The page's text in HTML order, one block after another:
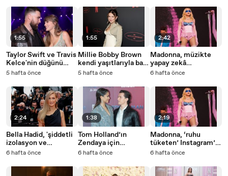
1:55
Taylor Swift ve Travis
Kelce'nin düğünü
öncesi Madison
tamamen
dönüştürüldüğü iddia
edildi
5 hafta önce
2:24
Bella Hadid, 'şiddetli
izolasyon ve
depresyonla'
6 hafta önce
1:55
Millie Bobby Brown
kendi yaşıtlarıyla bağ
kurmakta zorlanıyor
5 hafta önce
1:38
Tom Holland’ın
Zendaya için
kullandığı lakap
6 hafta önce
2:42
Madonna, müzikte
yapay zekâ
kullanımını sert
6 hafta önce
2:19
Madonna, ‘ruhu
tüketen’ Instagram’ı
sert sözlerle eleştirdi
6 hafta önce